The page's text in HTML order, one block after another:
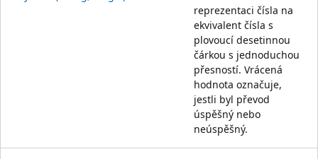
reprezentaci čísla na
ekvivalent čísla s
plovoucí desetinnou
čárkou s jednoduchou
přesností. Vrácená
hodnota označuje,
jestli byl převod
úspěšný nebo
neúspěšný.